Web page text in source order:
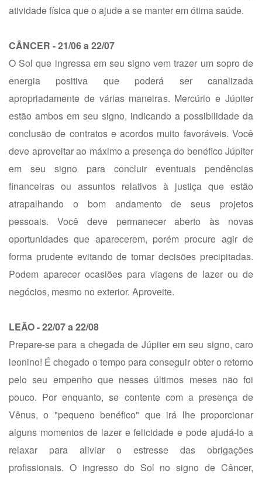
atividade física que o ajude a se manter em ótima saúde.
CÂNCER - 21/06 a 22/07
O Sol que ingressa em seu signo vem trazer um sopro de
energia positiva que poderá ser canalizada
apropriadamente de várias maneiras. Mercúrio e Júpiter
estão ambos em seu signo, indicando a possibilidade da
conclusão de contratos e acordos muito favoráveis. Você
deve aproveitar ao máximo a presença do benéfico Júpiter
em seu signo para concluir eventuais pendências
financeiras ou assuntos relativos à justiça que estão
atrapalhando o bom andamento de seus projetos
pessoais. Você deve permanecer aberto às novas
oportunidades que aparecerem, porém procure agir de
forma prudente evitando de tomar decisões precipitadas.
Podem aparecer ocasiões para viagens de lazer ou de
negócios, mesmo no exterior. Aproveite.
LEÃO - 22/07 a 22/08
Prepare-se para a chegada de Júpiter em seu signo, caro
leonino! É chegado o tempo para conseguir obter o retorno
pelo seu empenho que nesses últimos meses não foi
pouco. Por enquanto, se contente com a presença de
Vênus, o "pequeno benéfico" que irá lhe proporcionar
alguns momentos de lazer e felicidade e pode ajudá-lo a
relaxar para aliviar o estresse das obrigações
profissionais. O ingresso do Sol no signo de Câncer,